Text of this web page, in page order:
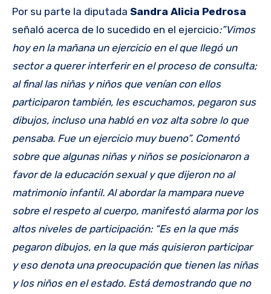
Por su parte la diputada Sandra Alicia Pedrosa
señaló acerca de lo sucedido en el ejercicio:”Vimos
hoy en la mañana un ejercicio en el que llegó un
sector a querer interferir en el proceso de consulta;
al final las niñas y niños que venían con ellos
participaron también, les escuchamos, pegaron sus
dibujos, incluso una habló en voz alta sobre lo que
pensaba. Fue un ejercicio muy bueno”. Comentó
sobre que algunas niñas y niños se posicionaron a
favor de la educación sexual y que dijeron no al
matrimonio infantil. Al abordar la mampara nueve
sobre el respeto al cuerpo, manifestó alarma por los
altos niveles de participación: “Es en la que más
pegaron dibujos, en la que más quisieron participar
y eso denota una preocupación que tienen las niñas
y los niños en el estado. Está demostrando que no